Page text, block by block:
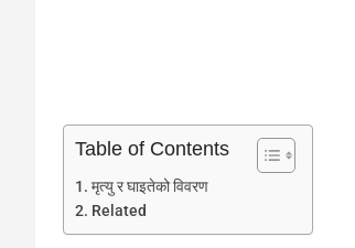
Table of Contents
मृत्यु र घाइतेको विवरण
Related